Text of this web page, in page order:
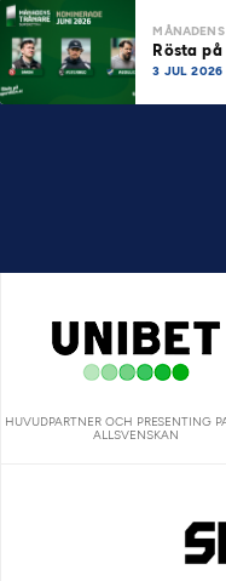
Rösta
3 JUL 2026
HUVUDPARTNER OCH PRESENTING
ALLSVENSKAN